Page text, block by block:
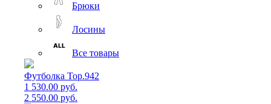
Брюки
Лосины
Все товары
Футболка Top.942
1 530.00 руб.
2 550.00 руб.